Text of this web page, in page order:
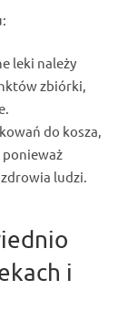
leki należy
zbiórki,
.
do kosza,
ponieważ
zdrowia ludzi.
i